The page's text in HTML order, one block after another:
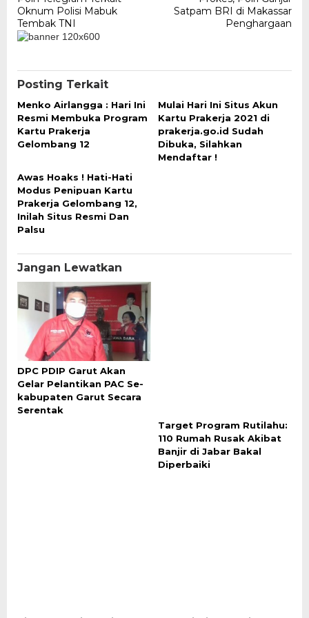
Oknum Polisi Mabuk
Tembak TNI
Satpam BRI di Makassar
Penghargaan
Posting Terkait
Menko Airlangga : Hari Ini
Resmi Membuka Program
Kartu Prakerja
Gelombang 12
Mulai Hari Ini Situs Akun
Kartu Prakerja 2021 di
prakerja.go.id Sudah
Dibuka, Silahkan
Mendaftar !
Awas Hoaks ! Hati-Hati
Modus Penipuan Kartu
Prakerja Gelombang 12,
Inilah Situs Resmi Dan
Palsu
Jangan Lewatkan
DPC PDIP Garut Akan
Gelar Pelantikan PAC Se-
kabupaten Garut Secara
Serentak
Target Program Rutilahu:
110 Rumah Rusak Akibat
Banjir di Jabar Bakal
Diperbaiki